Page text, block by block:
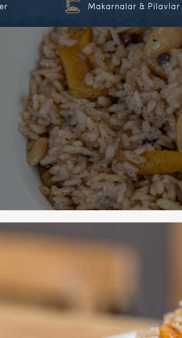
Makarnalar & Pilavlar